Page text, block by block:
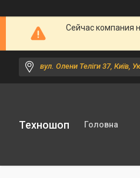
Сейчас компания
вул. Олени Теліги 37, Київ,
Техношоп Головна